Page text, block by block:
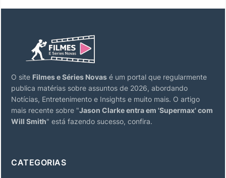
O site Filmes e Séries Novas é um portal que regularmente
publica matérias sobre assuntos de 2026, abordando
Notícias, Entretenimento e Insights e muito mais. O artigo
mais recente sobre "Jason Clarke entra em 'Supermax' com
Will Smith" está fazendo sucesso, confira.
CATEGORIAS